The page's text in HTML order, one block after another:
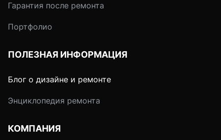
Гарантия после ремонта
Портфолио
ПОЛЕЗНАЯ ИНФОРМАЦИЯ
Блог о дизайне и ремонте
Энциклопедия ремонта
КОМПАНИЯ